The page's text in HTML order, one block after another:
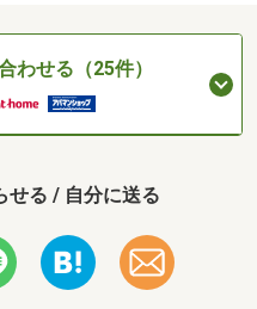
わせる（25件）
せる / 自分に送る